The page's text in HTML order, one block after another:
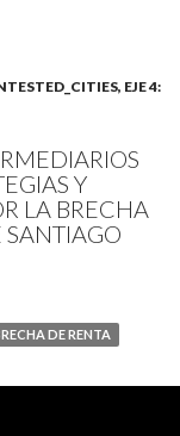
EJE 4:
Y
LA BRECHA
SANTIAGO
DE RENTA